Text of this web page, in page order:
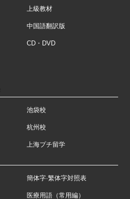
上級教材
中国語翻訳版
CD・DVD
池袋校
杭州校
上海プチ留学
簡体字·繁体字対照表
医療用語（常用編）